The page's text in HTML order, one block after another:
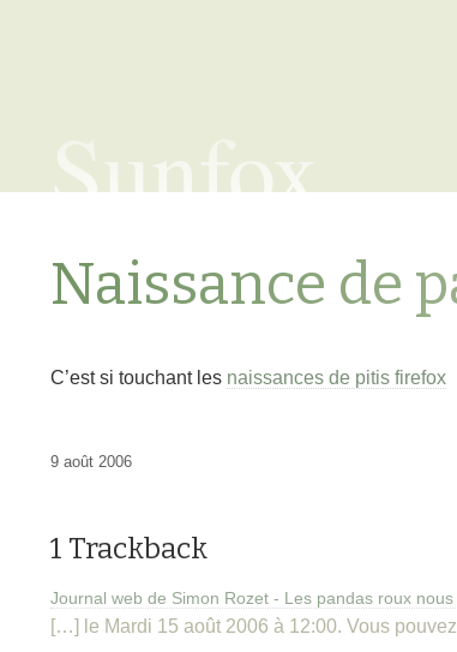
Sunfox
Naissance de
C’est si touchant les naissances de pitis firefox
9 août 2006
1 Trackback
Journal web de Simon Rozet - Les pandas roux
[…] le Mardi 15 août 2006 à 12:00. Vous